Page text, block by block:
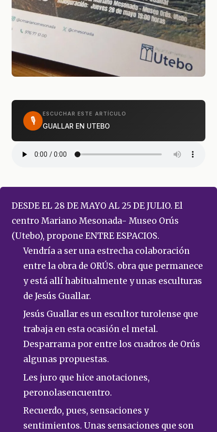
🎙
ESCUCHAR ESTE ARTÍCULO
GUALLAR EN UTEBO
DESDE EL 28 DE MAYO AL 25 DE JULIO. El
centro Mariano Mesonada- Museo Orús
(Utebo), propone ENTRE ESPACIOS.
Vendría a ser una estrecha colaboración
entre la obra de ORÚS. obra que permanece
y está allí habitualmente y unas esculturas
de Jesús Guallar.
Jesús Guallar es un escultor turolense que
trabaja en esta ocasión el metal.
Desparrama por entre los cuadros de Orús
algunas propuestas.
Les juro que hice anotaciones,
peronolasencuentro.
Recuerdo, pues, sensaciones y
sentimientos. Unas sensaciones que son